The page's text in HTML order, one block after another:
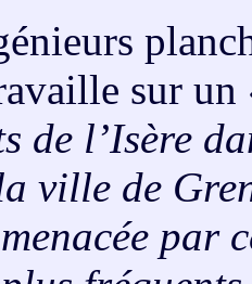
sur
de l’Isère
ville de
par